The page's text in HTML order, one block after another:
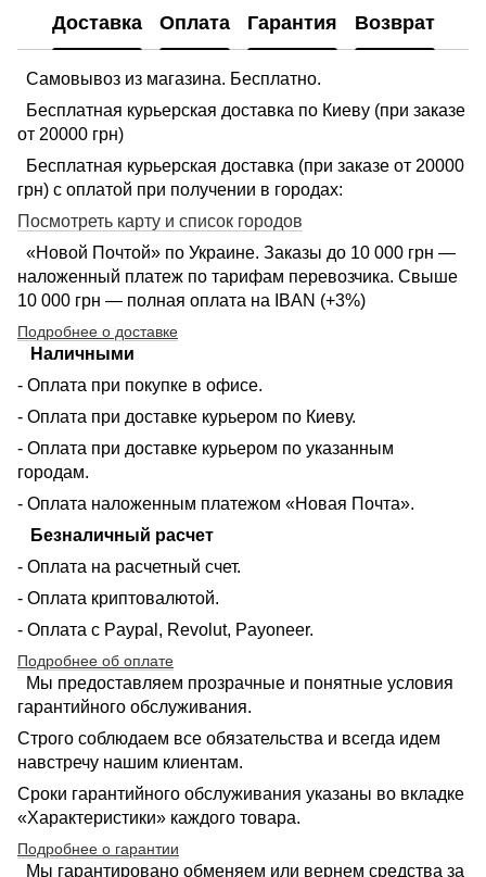
Доставка Оплата Гарантия Возврат
Самовывоз из магазина. Бесплатно.
Бесплатная курьерская доставка по Киеву (при заказе
от 20000 грн)
Бесплатная курьерская доставка (при заказе от 20000
грн) с оплатой при получении в городах:
Посмотреть карту и список городов
«Новой Почтой» по Украине. Заказы до 10 000 грн —
наложенный платеж по тарифам перевозчика. Свыше
10 000 грн — полная оплата на IBAN (+3%)
Подробнее о доставке
Наличными
- Оплата при покупке в офисе.
- Оплата при доставке курьером по Киеву.
- Оплата при доставке курьером по указанным
городам.
- Оплата наложенным платежом «Новая Почта».
Безналичный расчет
- Оплата на расчетный счет.
- Оплата криптовалютой.
- Оплата с Paypal, Revolut, Payoneer.
Подробнее об оплате
Мы предоставляем прозрачные и понятные условия
гарантийного обслуживания.
Строго соблюдаем все обязательства и всегда идем
навстречу нашим клиентам.
Сроки гарантийного обслуживания указаны во вкладке
«Характеристики» каждого товара.
Подробнее о гарантии
Мы гарантировано обменяем или вернем средства за